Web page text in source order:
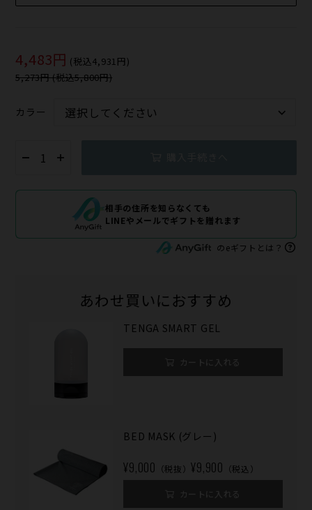
4,483円 (税込4,931円)
5,273円 (税込5,800円)
カラー
相手の住所を知らなくても
LINEやメールでギフトを贈れます
のeギフトとは？
あわせ買いにおすすめ
TENGA SMART GEL
BED MASK (グレー)
¥9,000 （税抜） ¥9,900 （税込）